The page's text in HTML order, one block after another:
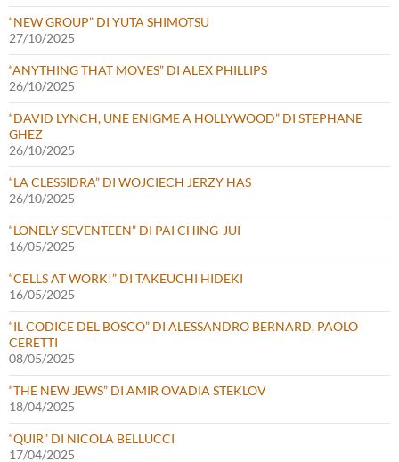
“NEW GROUP” DI YUTA SHIMOTSU
27/10/2025
“ANYTHING THAT MOVES” DI ALEX PHILLIPS
26/10/2025
“DAVID LYNCH, UNE ENIGME A HOLLYWOOD” DI STEPHANE
GHEZ
26/10/2025
“LA CLESSIDRA” DI WOJCIECH JERZY HAS
26/10/2025
“LONELY SEVENTEEN” DI PAI CHING-JUI
16/05/2025
“CELLS AT WORK!” DI TAKEUCHI HIDEKI
16/05/2025
“IL CODICE DEL BOSCO” DI ALESSANDRO BERNARD, PAOLO
CERETTI
08/05/2025
“THE NEW JEWS” DI AMIR OVADIA STEKLOV
18/04/2025
“QUIR” DI NICOLA BELLUCCI
17/04/2025